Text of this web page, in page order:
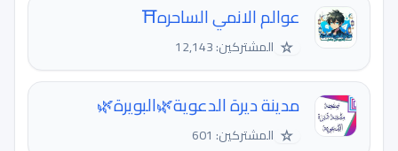
عوالم الانمي الساحره⛩
☆ المشتركين: 12,143
مدينة ديرة الدعوية🌿البويرة🌿
☆ المشتركين: 601